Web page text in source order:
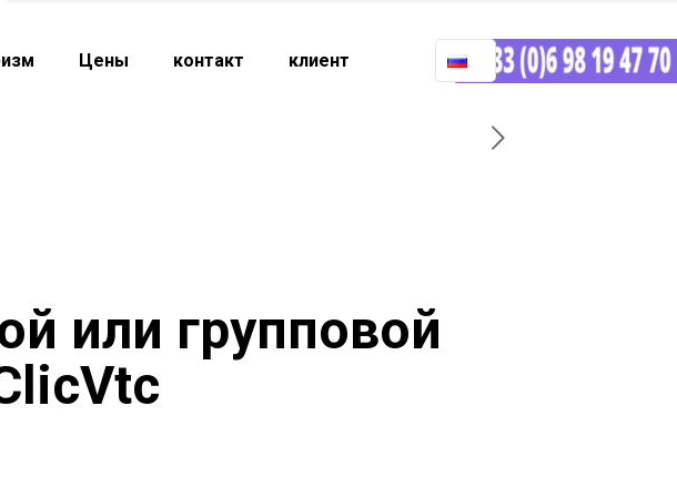
Цены контакт клиент
или групповой